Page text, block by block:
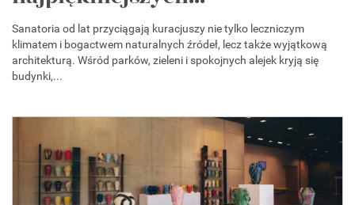
Sanatoria od lat przyciągają kuracjuszy nie tylko leczniczym
klimatem i bogactwem naturalnych źródeł, lecz także wyjątkową
architekturą. Wśród parków, zieleni i spokojnych alejek kryją się
budynki,...